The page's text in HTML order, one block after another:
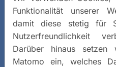
Funktionalität unserer
damit diese stetig für
Nutzerfreundlichkeit
Darüber hinaus setzen
Matomo ein, welches